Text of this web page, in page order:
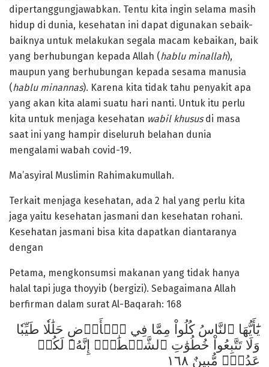
dipertanggungjawabkan. Tentu kita ingin selama masih
hidup di dunia, kesehatan ini dapat digunakan sebaik-
baiknya untuk melakukan segala macam kebaikan, baik
yang berhubungan kepada Allah (hablu minallah),
maupun yang berhubungan kepada sesama manusia
(hablu minannas). Karena kita tidak tahu penyakit apa
yang akan kita alami suatu hari nanti. Untuk itu perlu
kita untuk menjaga kesehatan wabil khususdi masa
saat ini yang hampir diseluruh belahan dunia
mengalami wabah covid-19.
Ma’asyiral Muslimin Rahimakumullah.
Terkait menjaga kesehatan, ada 2 hal yang perlu kita
jaga yaitu kesehatan jasmani dan kesehatan rohani.
Kesehatan jasmani bisa kita dapatkan diantaranya
dengan
Petama, mengkonsumsi makanan yang tidak hanya
halal tapi juga thoyyib (bergizi). Sebagaimana Allah
berfirman dalam surat Al-Baqarah: 168
يَٰٓأَيُّهَا ٱلنَّاسُ كُلُواْ مِمَّا فِي ٱلۡأَرۡضِ حَلَٰلٗا طَيِّبٗا
وَلَا تَتَّبِعُواْ خُطُوَٰتِ ٱلشَّيۡطَٰنِۚ إِنَّهُۥ لَكُمۡ
عَدُوّٞ مُّبِينٌ ١٦٨